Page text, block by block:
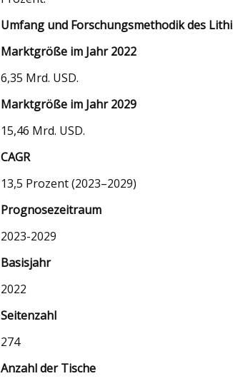
Umfang und Forschungsmethodik des
Marktgröße im Jahr 2022
6,35 Mrd. USD.
Marktgröße im Jahr 2029
15,46 Mrd. USD.
CAGR
13,5 Prozent (2023–2029)
Prognosezeitraum
2023-2029
Basisjahr
2022
Seitenzahl
274
Anzahl der Tische